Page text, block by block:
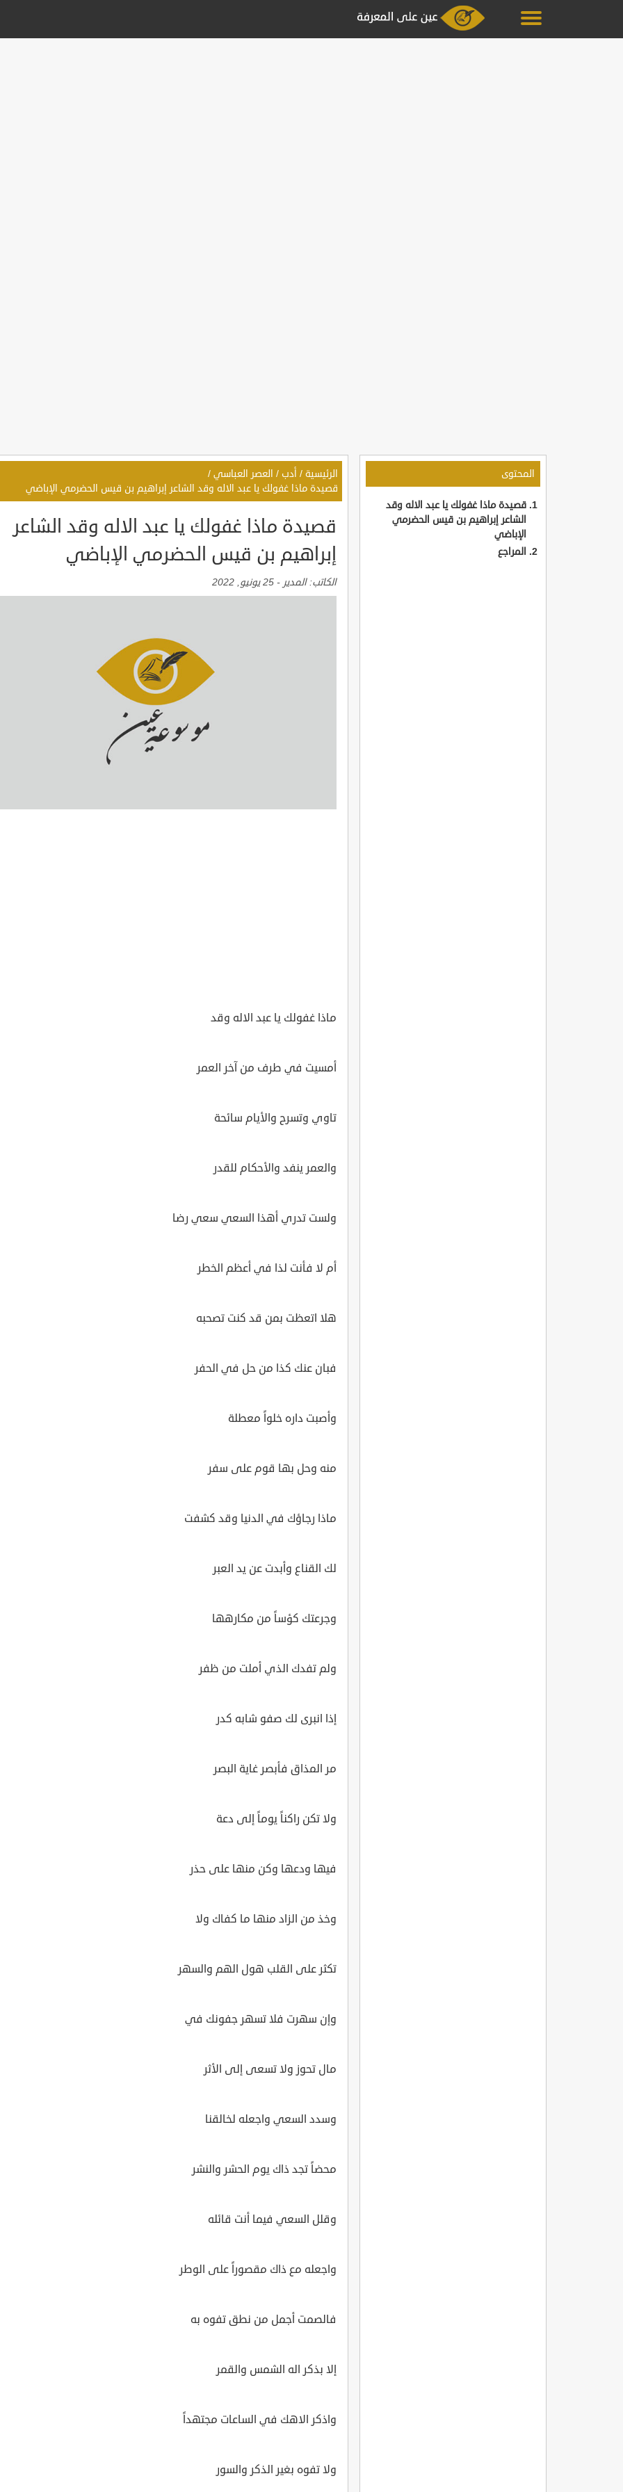
المحتوى
قصيدة ماذا غفولك يا عبد الاله وقد
الشاعر إبراهيم بن قيس الحضرمي
الإباضي
المراجع
الرئيسية / أدب / العصر العباسي /
قصيدة ماذا غفولك يا عبد الاله وقد الشاعر إبراهيم بن قيس الحضرمي الإباضي
قصيدة ماذا غفولك يا عبد الاله وقد الشاعر
إبراهيم بن قيس الحضرمي الإباضي
الكاتب:المدير - 25 يونيو, 2022
ماذا غفولك يا عبد الاله وقد
أمسيت في طرف من آخر العمر
تاوي وتسرح والأيام سائحة
والعمر ينفد والأحكام للقدر
ولست تدري أهذا السعي سعي رضا
أم لا فأنت لذا في أعظم الخطر
هلا اتعظت بمن قد كنت تصحبه
فبان عنك كذا من حل في الحفر
وأصبت داره خلواً معطلة
منه وحل بها قوم على سفر
ماذا رجاؤك في الدنيا وقد كشفت
لك القناع وأبدت عن يد العبر
وجرعتك كؤساً من مكارهها
ولم تفدك الذي أملت من ظفر
إذا انبرى لك صفو شابه كدر
مر المذاق فأبصر غاية البصر
ولا تكن راكناً يوماً إلى دعة
فيها ودعها وكن منها على حذر
وخذ من الزاد منها ما كفاك ولا
تكثر على القلب هول الهم والسهر
وإن سهرت فلا تسهر جفونك في
مال تحوز ولا تسعى إلى الأثر
وسدد السعي واجعله لخالقنا
محضاً تجد ذاك يوم الحشر والنشر
وقلل السعي فيما أنت قائله
واجعله مع ذاك مقصوراً على الوطر
فالصمت أجمل من نطق تفوه به
إلا بذكر اله الشمس والقمر
واذكر الاهك في الساعات مجتهداً
ولا تفوه بغير الذكر والسور